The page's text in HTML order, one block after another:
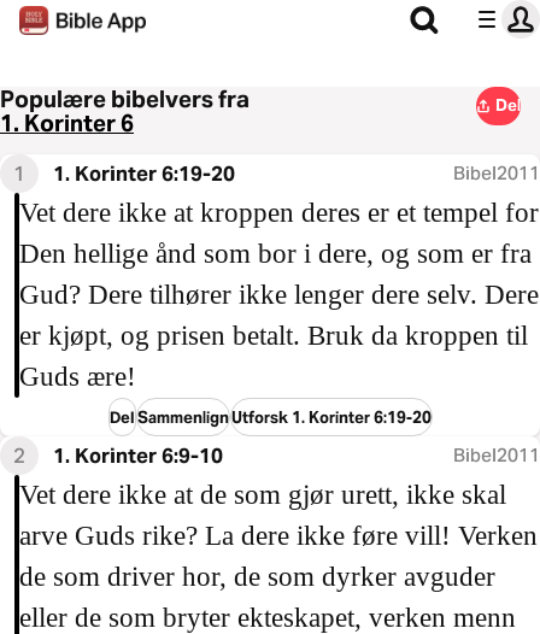
Populære bibelvers fra
1. Korinter 6
Del
1 1. Korinter 6:19-20 Bibel2011
Vet dere ikke at kroppen deres er et tempel for
Den hellige ånd som bor i dere, og som er fra
Gud? Dere tilhører ikke lenger dere selv. Dere
er kjøpt, og prisen betalt. Bruk da kroppen til
Guds ære!
DelSammenlignUtforsk 1. Korinter 6:19-20
2 1. Korinter 6:9-10 Bibel2011
Vet dere ikke at de som gjør urett, ikke skal
arve Guds rike? La dere ikke føre vill! Verken
de som driver hor, de som dyrker avguder
eller de som bryter ekteskapet, verken menn